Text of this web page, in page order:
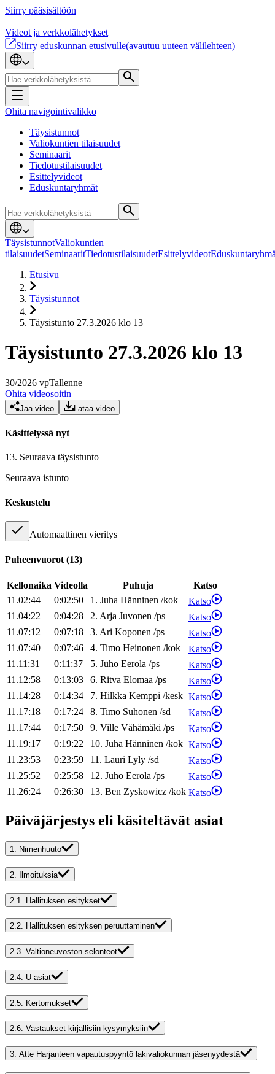
Siirry pääsisältöön
Videot ja verkkolähetykset
Siirry eduskunnan etusivulle(avautuu uuteen välilehteen)
Ohita navigointivalikko
Täysistunnot
Valiokuntien tilaisuudet
Seminaarit
Tiedotustilaisuudet
Esittelyvideot
Eduskuntaryhmät
TäysistunnotValiokuntien
tilaisuudetSeminaaritTiedotustilaisuudetEsittelyvideot
Etusivu
Täysistunnot
Täysistunto 27.3.2026 klo 13
Täysistunto 27.3.2026 klo 13
30/2026 vpTallenne
Ohita videosoitin
Jaa video Lataa video
Käsittelyssä nyt
13. Seuraava täysistunto
Seuraava istunto
Keskustelu
Automaattinen vieritys
Puheenvuorot (13)
Kellonaika Videolla Puhuja
Katso
11.02:44
0:02:50 1. Juha Hänninen /kok
Katso
11.04:22
0:04:28 2. Arja Juvonen /ps
Katso
11.07:12
0:07:18 3. Ari Koponen /ps
Katso
11.07:40
0:07:46 4. Timo Heinonen /kok
Katso
11.11:31
0:11:37 5. Juho Eerola /ps
Katso
11.12:58
0:13:03 6. Ritva Elomaa /ps
Katso
11.14:28
0:14:34 7. Hilkka Kemppi /kesk Katso
11.17:18
0:17:24 8. Timo Suhonen /sd
Katso
11.17:44
0:17:50 9. Ville Vähämäki /ps
Katso
11.19:17
0:19:22 10. Juha Hänninen /kok Katso
11.23:53
0:23:59 11. Lauri Lyly /sd
Katso
11.25:52
0:25:58 12. Juho Eerola /ps
Katso
11.26:24
0:26:30 13. Ben Zyskowicz /kok Katso
Päiväjärjestys eli käsiteltävät asiat
1. Nimenhuuto
2. Ilmoituksia
2.1. Hallituksen esitykset
2.2. Hallituksen esityksen peruuttaminen
2.3. Valtioneuvoston selonteot
2.4. U-asiat
2.5. Kertomukset
2.6. Vastaukset kirjallisiin kysymyksiin
3. Atte Harjanteen vapautuspyyntö lakivaliokunnan jäsenyydestä